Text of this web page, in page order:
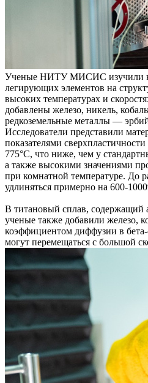
Ученые НИТУ МИСИС изучили
легирующих элементов на
высоких температурах и
добавлены железо, никель,
редкоземельные металлы —
Исследователи представили
показателями
775°C, что ниже, чем у
а также высокими значениями
при комнатной температуре. До
удлиняться примерно на 600-
В титановый сплав,
ученые также добавили железо,
коэффициентом диффузии в
могут перемещаться с большой